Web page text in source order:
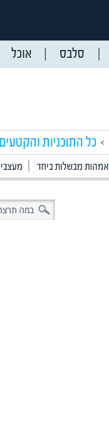
סלבס אוכל
כל התוכניות והקטעים
אמהות מבשלות ביחד